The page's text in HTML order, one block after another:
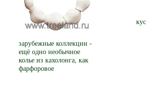
зарубежные коллекции -
ещё одно необычное
колье из кахолонга, как
фарфоровое